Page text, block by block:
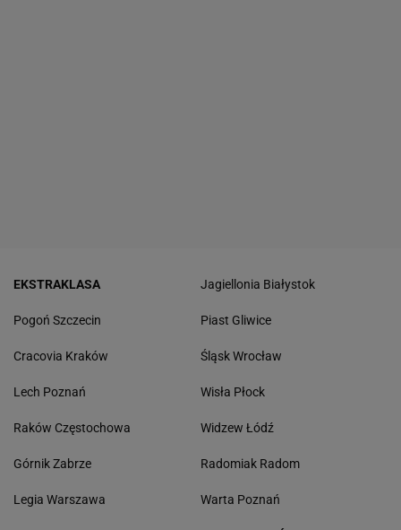
EKSTRAKLASA
Pogoń Szczecin
Cracovia Kraków
Lech Poznań
Raków Częstochowa
Górnik Zabrze
Legia Warszawa
Jagiellonia Białystok
Piast Gliwice
Śląsk Wrocław
Wisła Płock
Widzew Łódź
Radomiak Radom
Warta Poznań